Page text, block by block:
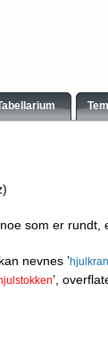
som er rundt,
nevnes ’
’,